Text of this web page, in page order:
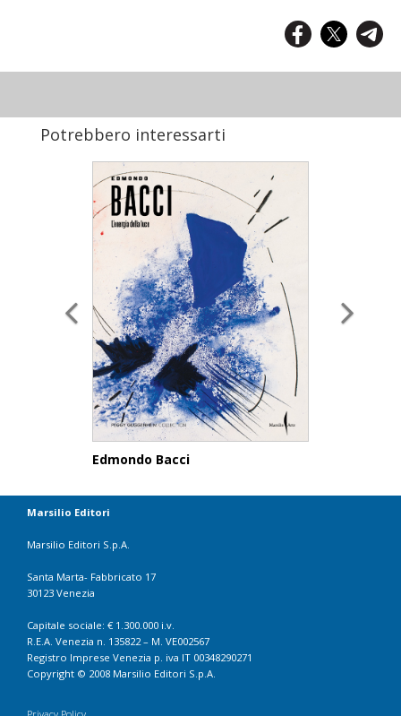
Potrebbero interessarti
Edmondo Bacci
Marsilio Editori
Marsilio Editori S.p.A.
Santa Marta- Fabbricato 17
30123 Venezia
Capitale sociale: € 1.300.000 i.v.
R.E.A. Venezia n. 135822 – M. VE002567
Registro Imprese Venezia p. iva IT 00348290271
Copyright © 2008 Marsilio Editori S.p.A.